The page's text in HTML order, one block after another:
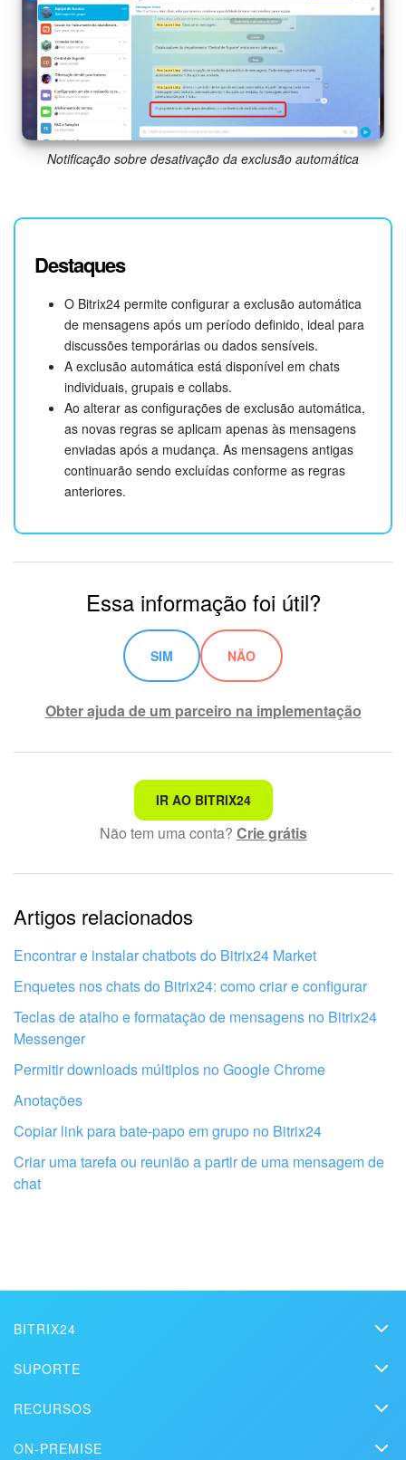
Notificação sobre desativação da exclusão automática
Destaques
O Bitrix24 permite configurar a exclusão automática
de mensagens após um período definido, ideal para
discussões temporárias ou dados sensíveis.
A exclusão automática está disponível em chats
individuais, grupais e collabs.
Ao alterar as configurações de exclusão automática,
as novas regras se aplicam apenas às mensagens
enviadas após a mudança. As mensagens antigas
continuarão sendo excluídas conforme as regras
anteriores.
Essa informação foi útil?
SIM NÃO
Obter ajuda de um parceiro na implementação
Não é o que estou procurando
Texto complexo e incompreensível
Informações estão desatualizadas
Explicação muito breve, preciso de mais informações
Não gosto de como esta ferramenta funciona
ENCONTRAR PARCEIRO BITRIX24 NAS PROXIMIDADES
IR AO BITRIX24
Não tem uma conta? Crie grátis
Artigos relacionados
Encontrar e instalar chatbots do Bitrix24 Market
Enquetes nos chats do Bitrix24: como criar e configurar
Teclas de atalho e formatação de mensagens no Bitrix24
Messenger
Permitir downloads múltiplos no Google Chrome
Anotações
Copiar link para bate-papo em grupo no Bitrix24
Criar uma tarefa ou reunião a partir de uma mensagem de
chat
BITRIX24
Kit de mídia
Contato
SUPORTE
Vídeos explicativos
RECURSOS
ON-PREMISE